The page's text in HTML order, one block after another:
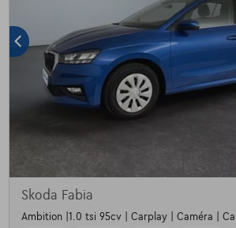
Skoda Fabia
Ambition |1.0 tsi 95cv | Carplay | Caméra |